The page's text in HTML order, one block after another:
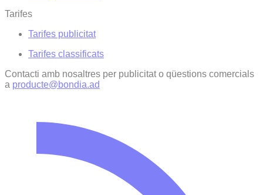
Tarifes
Tarifes publicitat
Tarifes classificats
Contacti amb nosaltres per publicitat o qüestions comercials
a producte@bondia.ad